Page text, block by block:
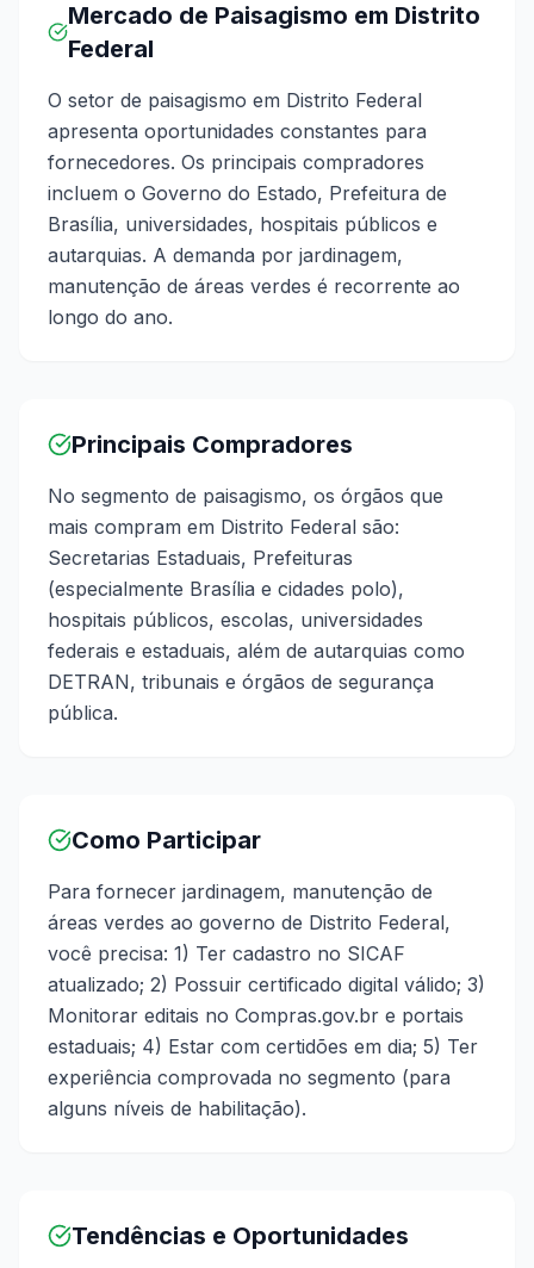
Mercado de Paisagismo em Distrito
Federal
O setor de paisagismo em Distrito Federal
apresenta oportunidades constantes para
fornecedores. Os principais compradores
incluem o Governo do Estado, Prefeitura de
Brasília, universidades, hospitais públicos e
autarquias. A demanda por jardinagem,
manutenção de áreas verdes é recorrente ao
longo do ano.
Principais Compradores
No segmento de paisagismo, os órgãos que
mais compram em Distrito Federal são:
Secretarias Estaduais, Prefeituras
(especialmente Brasília e cidades polo),
hospitais públicos, escolas, universidades
federais e estaduais, além de autarquias como
DETRAN, tribunais e órgãos de segurança
pública.
Como Participar
Para fornecer jardinagem, manutenção de
áreas verdes ao governo de Distrito Federal,
você precisa: 1) Ter cadastro no SICAF
atualizado; 2) Possuir certificado digital válido; 3)
Monitorar editais no Compras.gov.br e portais
estaduais; 4) Estar com certidões em dia; 5) Ter
experiência comprovada no segmento (para
alguns níveis de habilitação).
Tendências e Oportunidades